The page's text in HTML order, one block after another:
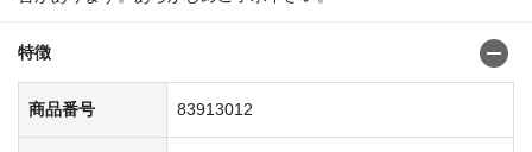
特徴
商品番号 83913012